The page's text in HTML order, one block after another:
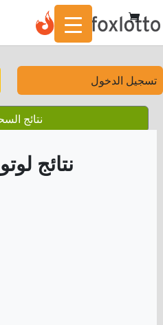
تسجيل الدخول
نتائج
نتائج